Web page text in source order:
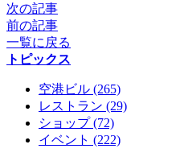
次の記事
前の記事
一覧に戻る
トピックス
空港ビル (265)
レストラン (29)
ショップ (72)
イベント (222)